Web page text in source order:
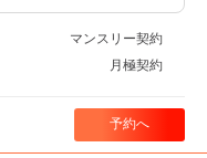
マンスリー契約
月極契約
予約へ